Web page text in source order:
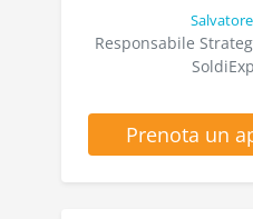
Responsabile
Prenota un